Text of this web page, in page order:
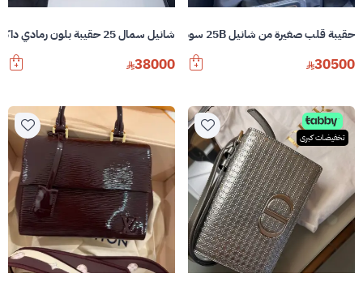
حقيبة قلب صغيرة من شانيل 25B سوداء مع حقيبة كروس بودي ذهبية بسلسلة
30500
شانيل سمال 25 حقيبة بلون رمادي داكن من الجلد المدبوغ القديم من الذهب العتيق
38000
تخفيضات كبرى